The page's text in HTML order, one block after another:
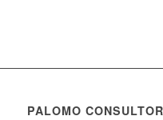
PALOMO